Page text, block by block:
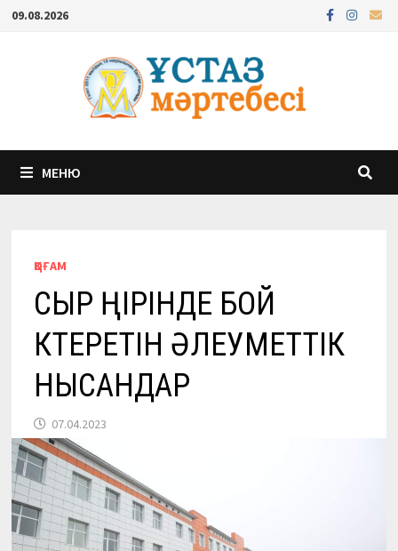
Перейти
содержимому
09.08.2026
МЕНЮ
ҚОҒАМ
СЫР ӨҢІРІНДЕ БОЙ
КӨТЕРЕТІН ӘЛЕУМЕТТІК
НЫСАНДАР
07.04.2023